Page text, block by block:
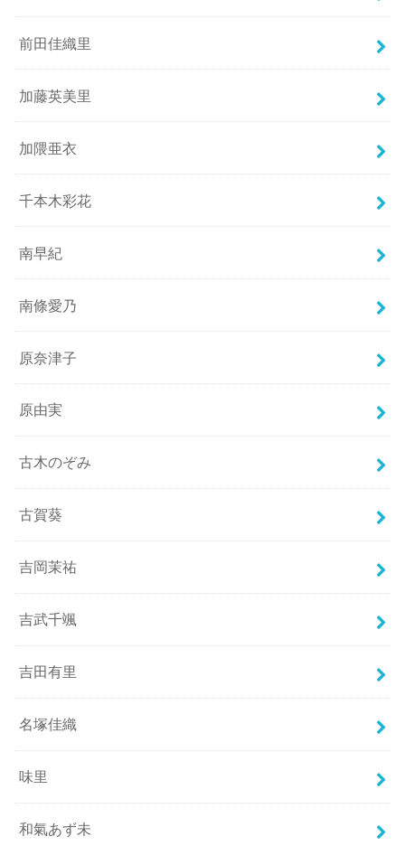
前田佳織里
加藤英美里
加隈亜衣
千本木彩花
南早紀
南條愛乃
原奈津子
原由実
古木のぞみ
古賀葵
吉岡茉祐
吉武千颯
吉田有里
名塚佳織
味里
和氣あず未